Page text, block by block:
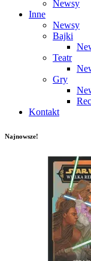
Newsy
Inne
Newsy
Bajki
Teatr
Gry
Kontakt
Najnowsze!